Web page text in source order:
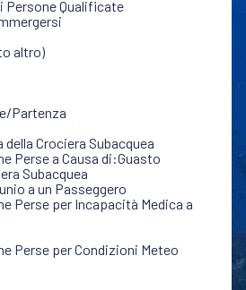
Qualificate
altro)
Partenza
Crociera Subacquea
Perse a Causa di:Guasto
Subacquea
a un Passeggero
Perse per Incapacità Medica a
Perse per Condizioni Meteo